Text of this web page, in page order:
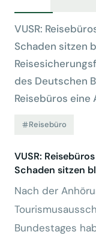
VUSR:
Schaden sitzen
des Deutschen
Reisebüros
Reisebüro
VUSR:
Schaden sitzen
Nach der
Bundestages